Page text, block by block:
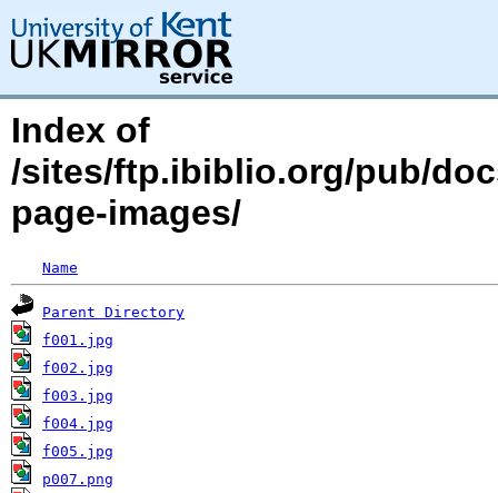
Index of
/sites/ftp.ibiblio.org/pub/
page-images/
Name
Parent Directory
f001.jpg
f002.jpg
f003.jpg
f004.jpg
f005.jpg
p007.png